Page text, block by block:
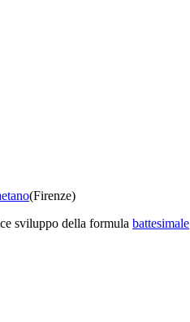
(Firenze)
sviluppo della formula battesimale